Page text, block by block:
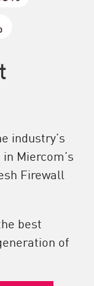
industry’s
Miercom’s
Firewall
best
of